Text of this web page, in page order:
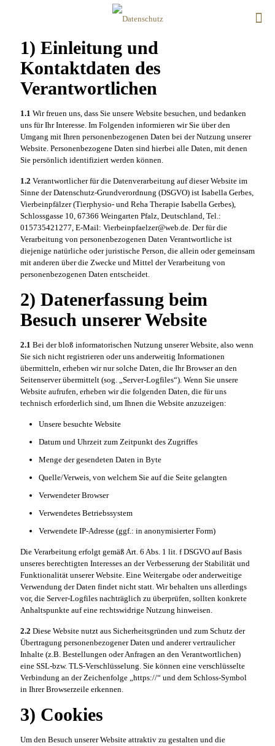
1) Einleitung und
Kontaktdaten des
Verantwortlichen
1.1 Wir freuen uns, dass Sie unsere Website besuchen, und bedanken
uns für Ihr Interesse. Im Folgenden informieren wir Sie über den
Umgang mit Ihren personenbezogenen Daten bei der Nutzung unserer
Website. Personenbezogene Daten sind hierbei alle Daten, mit denen
Sie persönlich identifiziert werden können.
1.2 Verantwortlicher für die Datenverarbeitung auf dieser Website im
Sinne der Datenschutz-Grundverordnung (DSGVO) ist Isabella Gerbes,
Vierbeinpfälzer (Tierphysio- und Reha Therapie Isabella Gerbes),
Schlossgasse 10, 67366 Weingarten Pfalz, Deutschland, Tel.:
015735421277, E-Mail: Vierbeinpfaelzer@web.de. Der für die
Verarbeitung von personenbezogenen Daten Verantwortliche ist
diejenige natürliche oder juristische Person, die allein oder gemeinsam
mit anderen über die Zwecke und Mittel der Verarbeitung von
personenbezogenen Daten entscheidet.
2) Datenerfassung beim
Besuch unserer Website
2.1 Bei der bloß informatorischen Nutzung unserer Website, also wenn
Sie sich nicht registrieren oder uns anderweitig Informationen
übermitteln, erheben wir nur solche Daten, die Ihr Browser an den
Seitenserver übermittelt (sog. „Server-Logfiles“). Wenn Sie unsere
Website aufrufen, erheben wir die folgenden Daten, die für uns
technisch erforderlich sind, um Ihnen die Website anzuzeigen:
Unsere besuchte Website
Datum und Uhrzeit zum Zeitpunkt des Zugriffes
Menge der gesendeten Daten in Byte
Quelle/Verweis, von welchem Sie auf die Seite gelangten
Verwendeter Browser
Verwendetes Betriebssystem
Verwendete IP-Adresse (ggf.: in anonymisierter Form)
Die Verarbeitung erfolgt gemäß Art. 6 Abs. 1 lit. f DSGVO auf Basis
unseres berechtigten Interesses an der Verbesserung der Stabilität und
Funktionalität unserer Website. Eine Weitergabe oder anderweitige
Verwendung der Daten findet nicht statt. Wir behalten uns allerdings
vor, die Server-Logfiles nachträglich zu überprüfen, sollten konkrete
Anhaltspunkte auf eine rechtswidrige Nutzung hinweisen.
2.2 Diese Website nutzt aus Sicherheitsgründen und zum Schutz der
Übertragung personenbezogener Daten und anderer vertraulicher
Inhalte (z.B. Bestellungen oder Anfragen an den Verantwortlichen)
eine SSL-bzw. TLS-Verschlüsselung. Sie können eine verschlüsselte
Verbindung an der Zeichenfolge „https://“ und dem Schloss-Symbol
in Ihrer Browserzeile erkennen.
3) Cookies
Um den Besuch unserer Website attraktiv zu gestalten und die